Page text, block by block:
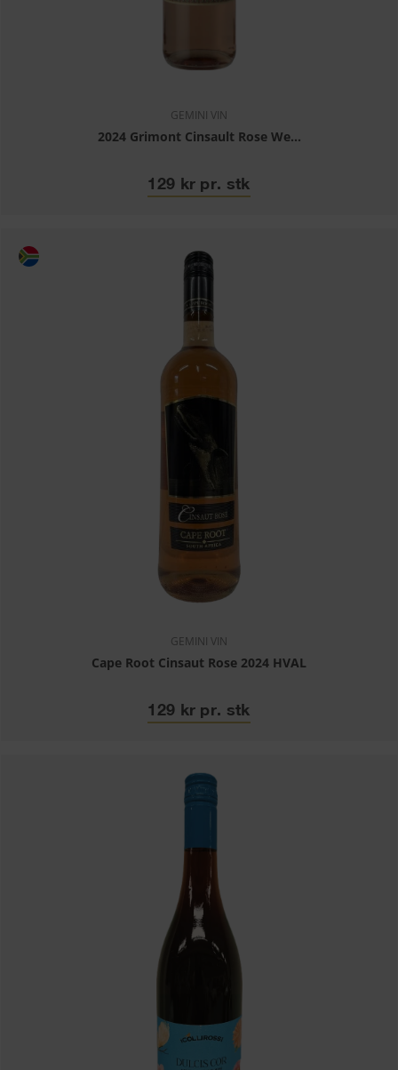
GEMINI VIN
2024 Grimont Cinsault Rose We...
129 kr pr. stk
GEMINI VIN
Cape Root Cinsaut Rose 2024 HVAL
129 kr pr. stk